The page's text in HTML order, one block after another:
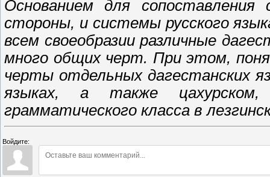
Основанием для
стороны, и системы русского
всем своеобразии различные
много общих черт. При этом,
черты отдельных дагестанских
языках, а также цахурском,
грамматического класса в
Войдите: